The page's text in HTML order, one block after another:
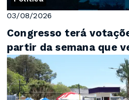
03/08/2026
Congresso terá
partir da semana que